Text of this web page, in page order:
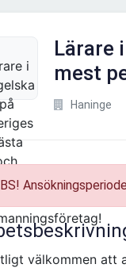
Lärare
mest
Haninge
välkommen att